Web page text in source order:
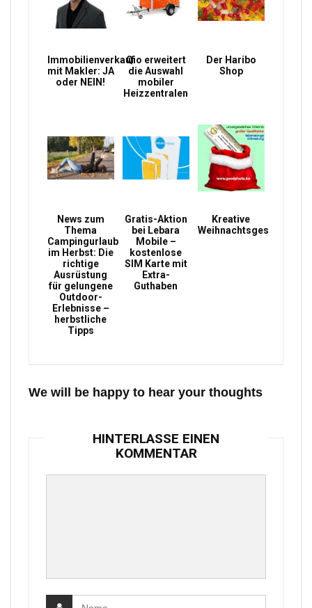
Immobilienverkauf
mit Makler: JA
oder NEIN!
Qio erweitert
die Auswahl
mobiler
Heizzentralen
Der Haribo
Shop
News zum
Thema
Campingurlaub
im Herbst: Die
richtige
Ausrüstung
für gelungene
Outdoor-
Erlebnisse –
herbstliche
Tipps
Gratis-Aktion
bei Lebara
Mobile –
kostenlose
SIM Karte mit
Extra-
Guthaben
Kreative
Weihnachtsgeschenke
We will be happy to hear your thoughts
HINTERLASSE EINEN
KOMMENTAR